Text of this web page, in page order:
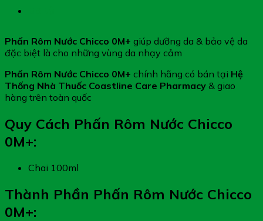
Phấn Rôm Nước Chicco 0M+ giúp dưỡng da & bảo vệ da
đặc biệt là cho những vùng da nhạy cảm
Phấn Rôm Nước Chicco 0M+ chính hãng có bán tại Hệ
Thống Nhà Thuốc Coastline Care Pharmacy & giao
hàng trên toàn quốc
Quy Cách Phấn Rôm Nước Chicco
0M+:
Chai 100ml
Thành Phần Phấn Rôm Nước Chicco
0M+: